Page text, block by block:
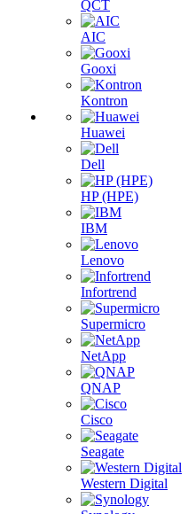
QCT
AIC
Gooxi
Kontron
Huawei
Dell
HP (HPE)
IBM
Lenovo
Infortrend
Supermicro
NetApp
QNAP
Cisco
Seagate
Western Digital